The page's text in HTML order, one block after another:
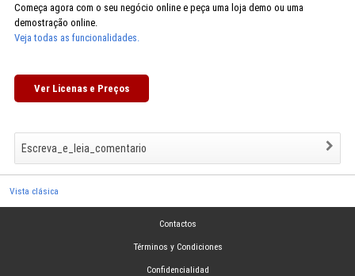
Começa agora com o seu negócio online e peça uma loja demo ou uma
demostração online.
Veja todas as funcionalidades.
Ver Licenas e Preços
Escreva_e_leia_comentario
Vista clásica
Contactos
Términos y Condiciones
Confidencialidad